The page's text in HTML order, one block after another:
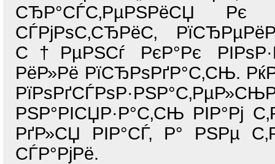
СЂР°СЃС‚РµРЅРёСЏ
СЃРјРѕС‚СЂРёС‚
С†РµРЅСѓ РєР°Рє
РёР»Рё РїСЂРѕРґР°С‚СЊ.
РЅР°РІСЏР·Р°С‚СЊ РІР°Рј
РґР»СЏ РІР°СЃ, Р° РЅРµ
СЃР°РјРё.